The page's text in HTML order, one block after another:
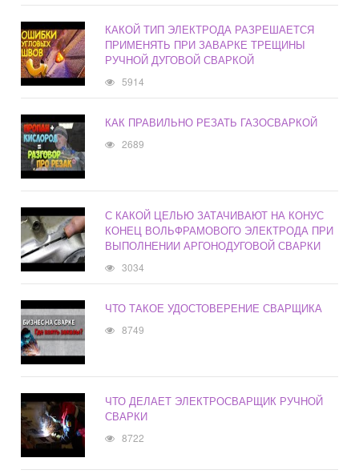
КАКОЙ ТИП ЭЛЕКТРОДА РАЗРЕШАЕТСЯ
ПРИМЕНЯТЬ ПРИ ЗАВАРКЕ ТРЕЩИНЫ
РУЧНОЙ ДУГОВОЙ СВАРКОЙ
5914
КАК ПРАВИЛЬНО РЕЗАТЬ ГАЗОСВАРКОЙ
2689
С КАКОЙ ЦЕЛЬЮ ЗАТАЧИВАЮТ НА КОНУС
КОНЕЦ ВОЛЬФРАМОВОГО ЭЛЕКТРОДА ПРИ
ВЫПОЛНЕНИИ АРГОНОДУГОВОЙ СВАРКИ
3034
ЧТО ТАКОЕ УДОСТОВЕРЕНИЕ СВАРЩИКА
8749
ЧТО ДЕЛАЕТ ЭЛЕКТРОСВАРЩИК РУЧНОЙ
СВАРКИ
8722